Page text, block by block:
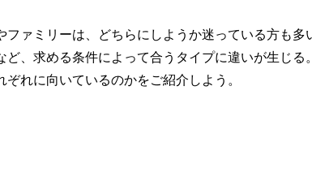
ァミリーは、どちらにしようか迷っている方も多
、求める条件によって合うタイプに違いが生じる
れに向いているのかをご紹介しよう。